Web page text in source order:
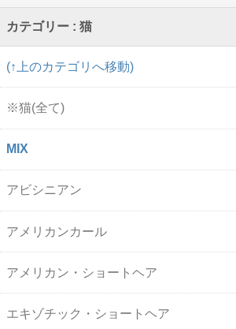
カテゴリー : 猫
(↑上のカテゴリへ移動)
※猫(全て)
MIX
アビシニアン
アメリカンカール
アメリカン・ショートヘア
エキゾチック・ショートヘア